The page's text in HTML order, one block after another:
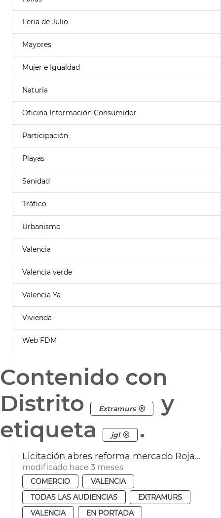
Feria de Julio
Mayores
Mujer e Igualdad
Naturia
Oficina Información Consumidor
Participación
Playas
Sanidad
Tráfico
Urbanismo
Valencia
Valencia verde
Valencia Ya
Vivienda
Web FDM
Contenido con
Distrito
Extramurs
y
etiqueta
jgl .
Licitación abres reforma mercado Rojas Clemente
modificado hace 3 meses
COMERCIO
VALENCIA
TODAS LAS AUDIENCIAS
EXTRAMURS
VALENCIA
EN PORTADA